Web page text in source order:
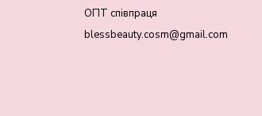
ОПТ співпраця
blessbeauty.cosm@gmail.com